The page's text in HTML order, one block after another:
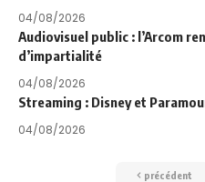
04/08/2026
Audiovisuel public : l’Arcom
d’impartialité
04/08/2026
Streaming : Disney et
04/08/2026
précédent